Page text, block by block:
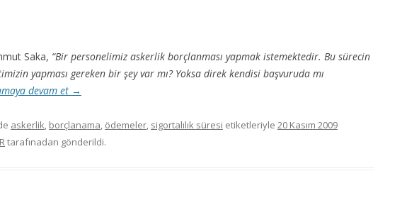
Saka, “Bir personelimiz askerlik borçlanması yapmak istemektedir. Bu sürecin
yapması gereken bir şey var mı? Yoksa direk kendisi başvuruda mı
devam et →
askerlik, borçlanama, ödemeler, sigortalılık süresi etiketleriyle 20 Kasım 2009
tarafınadan gönderildi.